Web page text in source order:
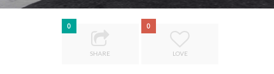
0
SHARE
0
LOVE